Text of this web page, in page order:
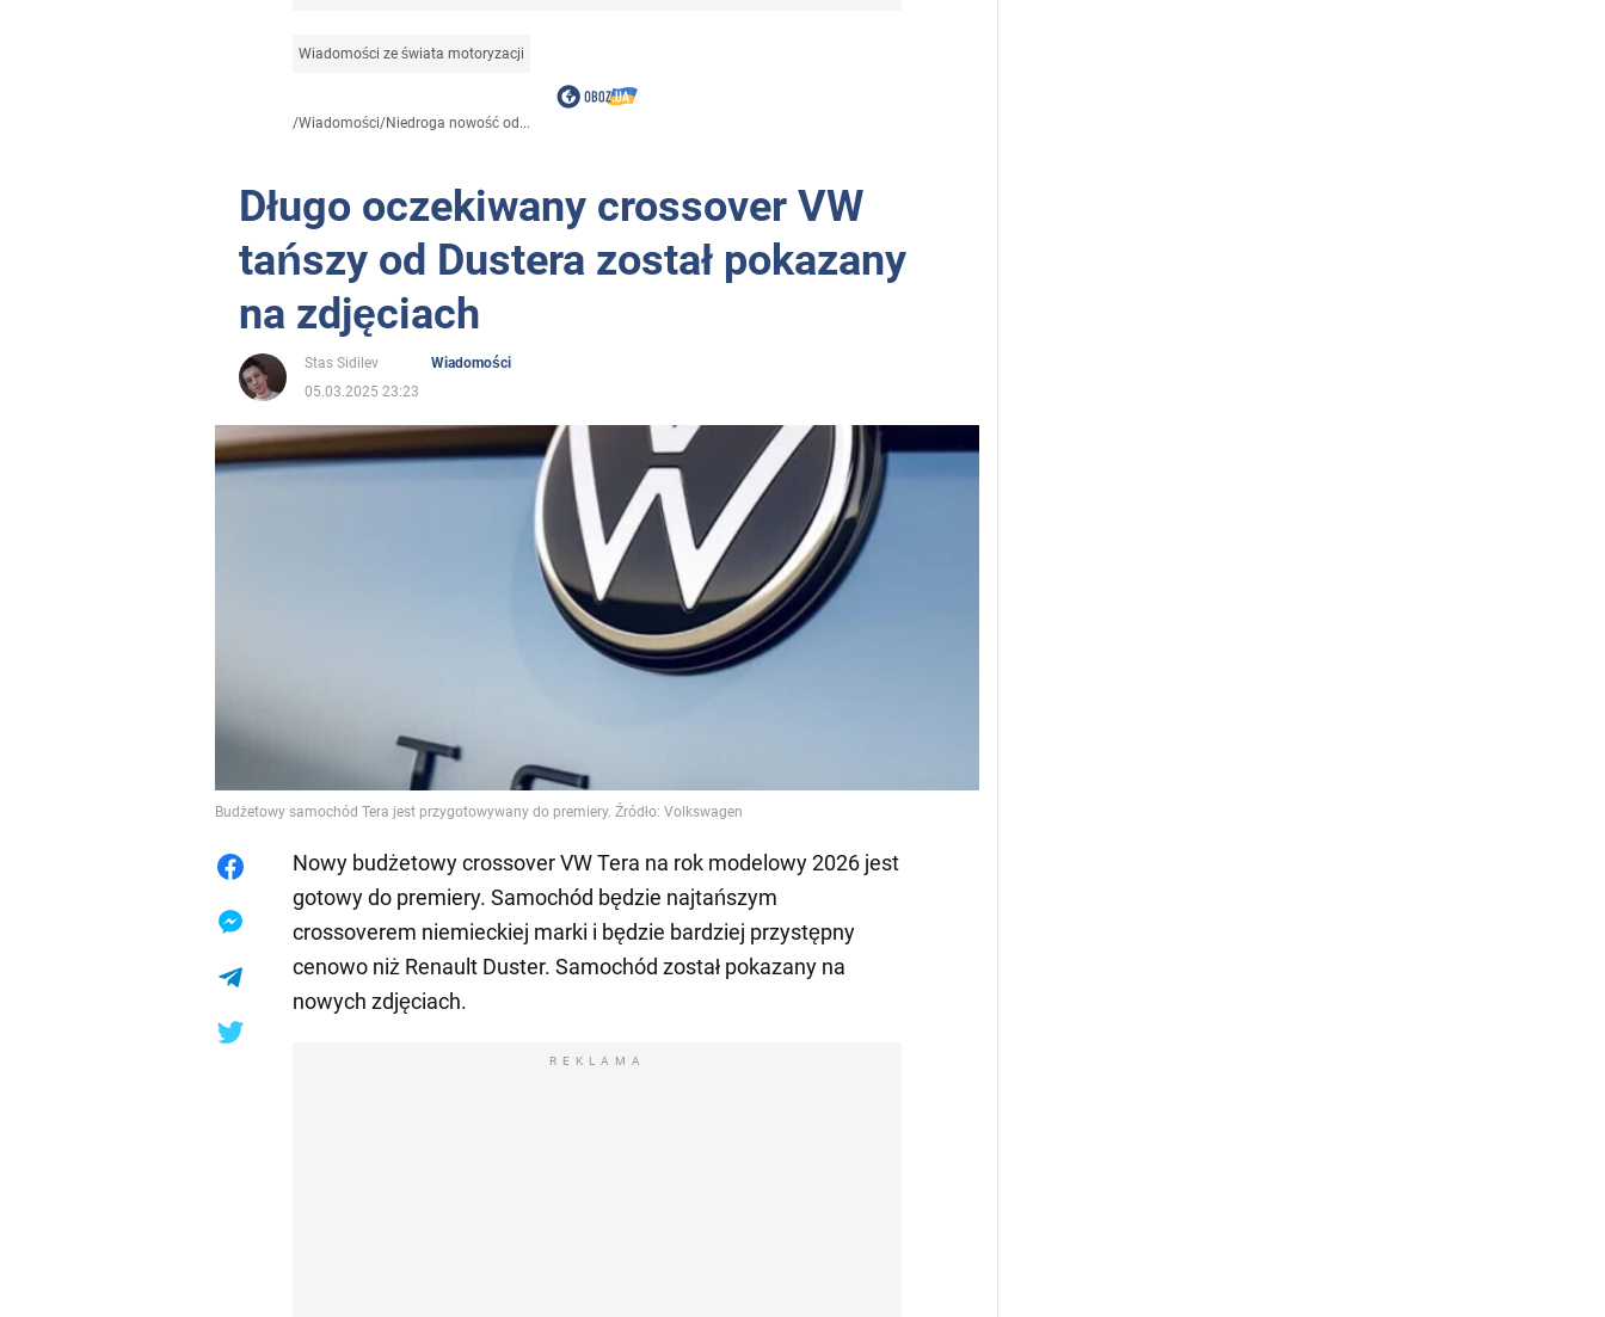
Wiadomości ze świata motoryzacji
/Wiadomości/Niedroga nowość od...
Długo oczekiwany crossover VW
tańszy od Dustera został pokazany
na zdjęciach
Stas Sidilev
Wiadomości
05.03.2025 23:23
Budżetowy samochód Tera jest przygotowywany do premiery. Źródło: Volkswagen
Nowy budżetowy crossover VW Tera na rok modelowy 2026 jest
gotowy do premiery. Samochód będzie najtańszym
crossoverem niemieckiej marki i będzie bardziej przystępny
cenowo niż Renault Duster. Samochód został pokazany na
nowych zdjęciach.
REKLAMA